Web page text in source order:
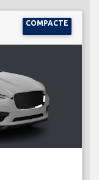
COMPACTE